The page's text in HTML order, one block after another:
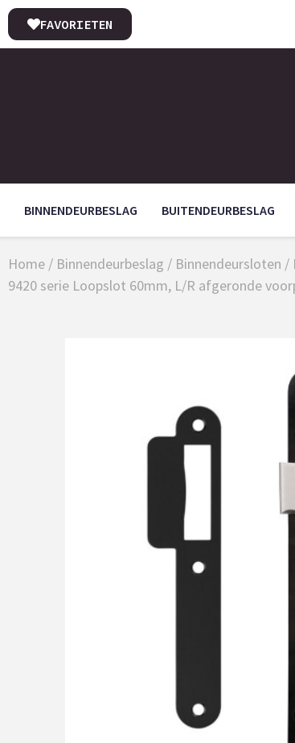
FAVORIETEN
BINNENDEURBESLAG BUITENDEURBESLAG
Home / Binnendeurbeslag / Binnendeursloten /
9420 serie Loopslot 60mm, L/R afgeronde